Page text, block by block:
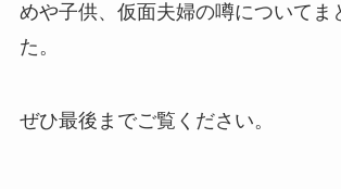
めや子供、仮面夫婦の噂についてま
た。
ぜひ最後までご覧ください。